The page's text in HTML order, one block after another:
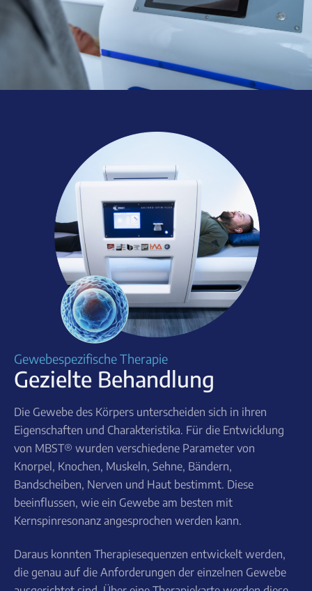
Gewebespezifische Therapie
Gezielte Behandlung
Die Gewebe des Körpers unterscheiden sich in ihren
Eigenschaften und Charakteristika. Für die Entwicklung
von MBST® wurden verschiedene Parameter von
Knorpel, Knochen, Muskeln, Sehne, Bändern,
Bandscheiben, Nerven und Haut bestimmt. Diese
beeinflussen, wie ein Gewebe am besten mit
Kernspinresonanz angesprochen werden kann.
Daraus konnten Therapiesequenzen entwickelt werden,
die genau auf die Anforderungen der einzelnen Gewebe